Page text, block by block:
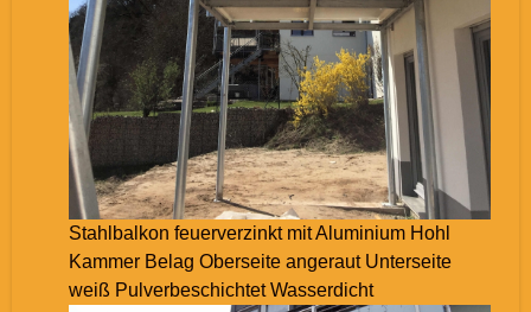
Stahlbalkon feuerverzinkt mit Aluminium Hohl
Kammer Belag Oberseite angeraut Unterseite
weiß Pulverbeschichtet Wasserdicht